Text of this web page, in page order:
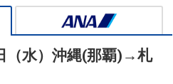
水） 沖縄(那覇) →札